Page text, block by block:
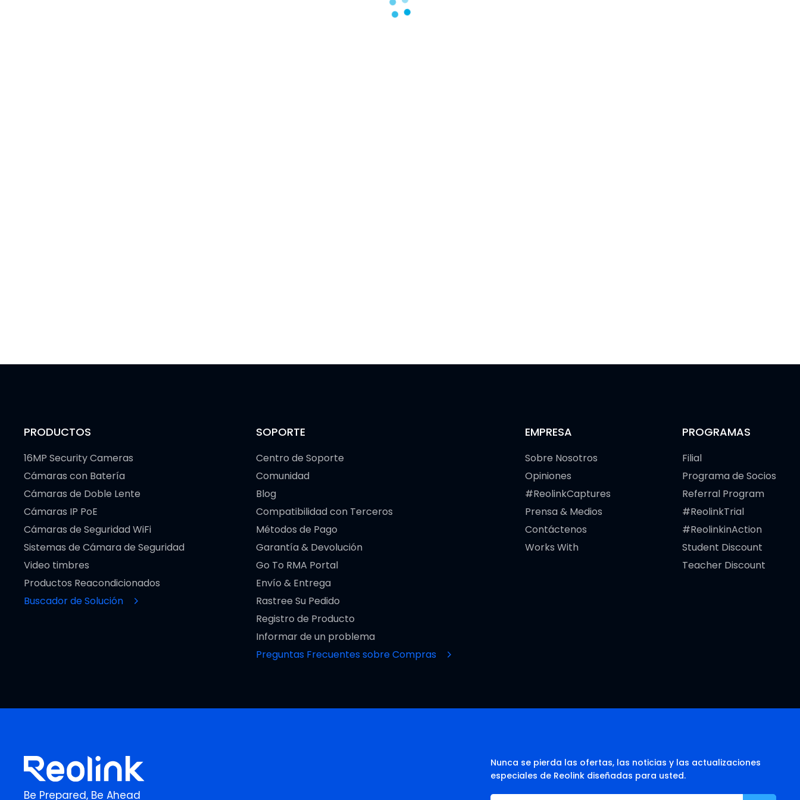
PRODUCTOS
16MP Security Cameras
Cámaras con Batería
Cámaras de Doble Lente
Cámaras IP PoE
Cámaras de Seguridad WiFi
Sistemas de Cámara de Seguridad
Video timbres
Productos Reacondicionados
Buscador de Solución
SOPORTE
Centro de Soporte
Comunidad
Blog
Compatibilidad con Terceros
Métodos de Pago
Garantía & Devolución
Go To RMA Portal
Envío & Entrega
Rastree Su Pedido
Registro de Producto
Informar de un problema
Preguntas Frecuentes sobre Compras
EMPRESA
Sobre Nosotros
Opiniones
#ReolinkCaptures
Prensa & Medios
Contáctenos
Works With
PROGRAMAS
Filial
Programa de Socios
Referral Program
#ReolinkTrial
#ReolinkinAction
Student Discount
Teacher Discount
Be Prepared, Be Ahead
Nunca se pierda las ofertas, las noticias y las actualizaciones
especiales de Reolink diseñadas para usted.